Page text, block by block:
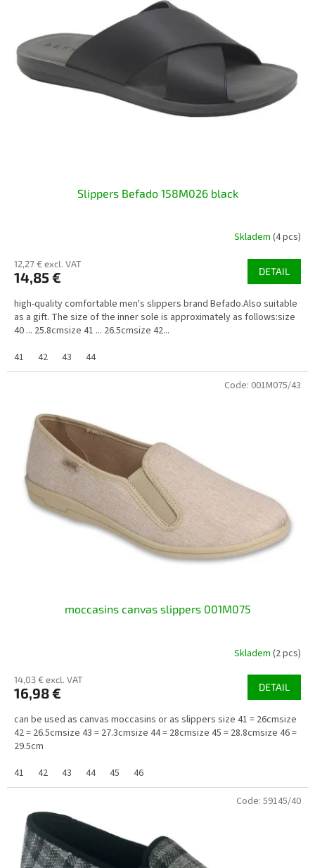
Slippers Befado 158M026 black
Skladem (4 pcs)
12,27 € excl. VAT
14,85 € DETAIL
high-quality comfortable men's slippers brand Befado.Also suitable
as a gift. The size of the inner sole is approximately as follows:size
40 ... 25.8cmsize 41 ... 26.5cmsize 42...
41
42 43 44
moccasins canvas slippers 001M075
Skladem (2 pcs)
14,03 € excl. VAT
16,98 € DETAIL
can be used as canvas moccasins or as slippers size 41 = 26cmsize
42 = 26.5cmsize 43 = 27.3cmsize 44 = 28cmsize 45 = 28.8cmsize 46 =
29.5cm
41
42 43 44 45 46
Code: 001M075/43
Code: 59145/40